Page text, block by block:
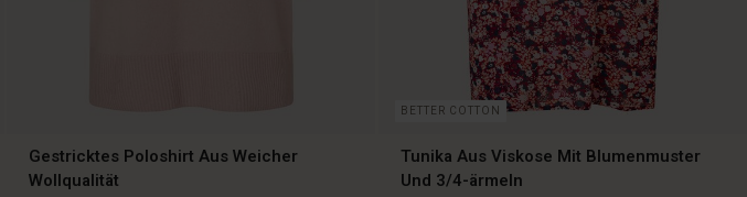
Gestricktes Poloshirt Aus Weicher
Wollqualität
BETTER COTTON
Tunika Aus Viskose Mit Blumenmuster
Und 3/4-ärmeln